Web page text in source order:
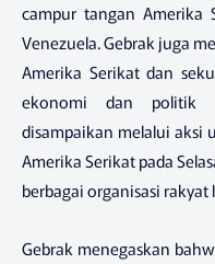
campur tangan Amerika
Venezuela. Gebrak juga
Amerika Serikat dan
ekonomi dan politik
disampaikan melalui aksi
Amerika Serikat pada
berbagai organisasi
Gebrak menegaskan